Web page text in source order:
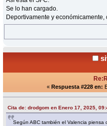
Se lo han cargado.
Deportivamente y económicamente,
« Respuesta #228 en:
Cita de: drodgom en Enero 17, 2025,
Según ABC también el Valencia